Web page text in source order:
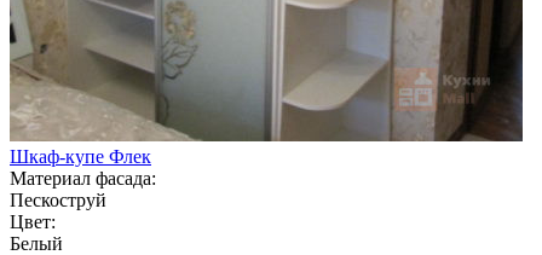
Шкаф-купе Флек
Материал фасада:
Пескоструй
Цвет:
Белый